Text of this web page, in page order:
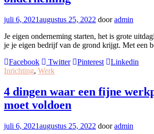
juli 6, 2021augustus 25, 2022 dooradmin
Je eigen onderneming starten, het is grote
je je eigen bedrijf van de grond krijgt. Met een
Facebook
Twitter Pinterest
Linkedin
Inrichting, Werk
4 dingen waar een fijne
moet voldoen
juli 6, 2021augustus 25, 2022 dooradmin